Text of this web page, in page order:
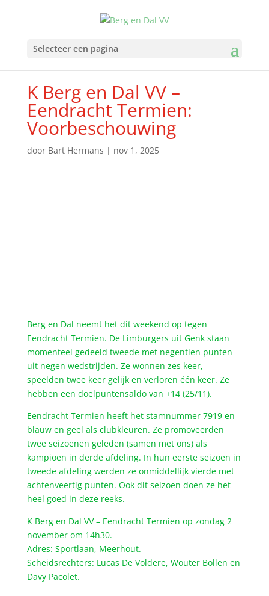
Selecteer een pagina
K Berg en Dal VV –
Eendracht Termien:
Voorbeschouwing
door Bart Hermans | nov 1, 2025
Berg en Dal neemt het dit weekend op tegen
Eendracht Termien. De Limburgers uit Genk staan
momenteel gedeeld tweede met negentien punten
uit negen wedstrijden. Ze wonnen zes keer,
speelden twee keer gelijk en verloren één keer. Ze
hebben een doelpuntensaldo van +14 (25/11).
Eendracht Termien heeft het stamnummer 7919 en
blauw en geel als clubkleuren. Ze promoveerden
twee seizoenen geleden (samen met ons) als
kampioen in derde afdeling. In hun eerste seizoen in
tweede afdeling werden ze onmiddellijk vierde met
achtenveertig punten. Ook dit seizoen doen ze het
heel goed in deze reeks.
K Berg en Dal VV – Eendracht Termien op zondag 2
november om 14h30.
Adres: Sportlaan, Meerhout.
Scheidsrechters: Lucas De Voldere, Wouter Bollen en
Davy Pacolet.